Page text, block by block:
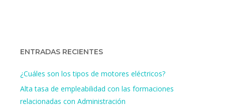
ENTRADAS RECIENTES
¿Cuáles son los tipos de motores eléctricos?
Alta tasa de empleabilidad con las formaciones
relacionadas con Administración